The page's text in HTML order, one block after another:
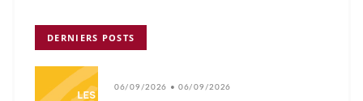
DERNIERS POSTS
06/09/2026 • 06/09/2026